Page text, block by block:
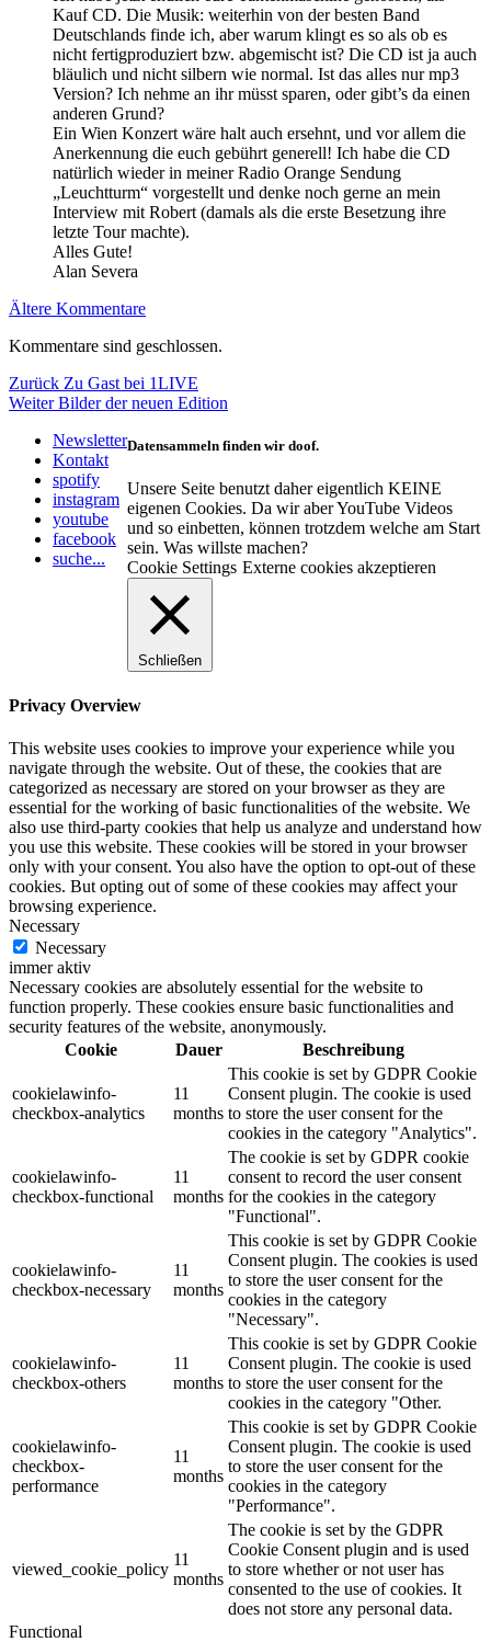
Kauf CD. Die Musik: weiterhin von der besten Band
Deutschlands finde ich, aber warum klingt es so als ob es
nicht fertigproduziert bzw. abgemischt ist? Die CD ist ja auch
bläulich und nicht silbern wie normal. Ist das alles nur mp3
Version? Ich nehme an ihr müsst sparen, oder gibt’s da einen
anderen Grund?
Ein Wien Konzert wäre halt auch ersehnt, und vor allem die
Anerkennung die euch gebührt generell! Ich habe die CD
natürlich wieder in meiner Radio Orange Sendung
„Leuchtturm“ vorgestellt und denke noch gerne an mein
Interview mit Robert (damals als die erste Besetzung ihre
letzte Tour machte).
Alles Gute!
Alan Severa
Kommentarnavigation
Ältere Kommentare
Kommentare sind geschlossen.
Beitragsnavigation
Zurück Vorheriger
Beitrag:
Zu Gast bei 1LIVE
Weiter Nächster
Bilder der neuen Edition
Newsletter
Kontakt
spotify
instagram
youtube
facebook
suche...
Datensammeln finden wir doof.
Unsere Seite benutzt daher eigentlich KEINE
eigenen Cookies. Da wir aber YouTube Videos
und so einbetten, können trotzdem welche am Start
sein. Was willste machen?
Cookie Settings Externe cookies akzeptieren
Schließen
Privacy Overview
This website uses cookies to improve your experience while you
navigate through the website. Out of these, the cookies that are
categorized as necessary are stored on your browser as they are
essential for the working of basic functionalities of the website. We
also use third-party cookies that help us analyze and understand how
you use this website. These cookies will be stored in your browser
only with your consent. You also have the option to opt-out of these
cookies. But opting out of some of these cookies may affect your
browsing experience.
Necessary
Necessary
immer aktiv
Necessary cookies are absolutely essential for the website to
function properly. These cookies ensure basic functionalities and
security features of the website, anonymously.
Cookie
Dauer Beschreibung
cookielawinfo-
checkbox-analytics
11
months
This cookie is set by GDPR Cookie
Consent plugin. The cookie is used
to store the user consent for the
cookies in the category "Analytics".
cookielawinfo-
checkbox-functional
11
months
The cookie is set by GDPR cookie
consent to record the user consent
for the cookies in the category
"Functional".
cookielawinfo-
checkbox-necessary
11
months
This cookie is set by GDPR Cookie
Consent plugin. The cookies is used
to store the user consent for the
cookies in the category
"Necessary".
cookielawinfo-
checkbox-others
11
months
This cookie is set by GDPR Cookie
Consent plugin. The cookie is used
to store the user consent for the
cookies in the category "Other.
cookielawinfo-
checkbox-
performance
11
months
This cookie is set by GDPR Cookie
Consent plugin. The cookie is used
to store the user consent for the
cookies in the category
"Performance".
viewed_cookie_policy
11
months
The cookie is set by the GDPR
Cookie Consent plugin and is used
to store whether or not user has
consented to the use of cookies. It
does not store any personal data.
Functional